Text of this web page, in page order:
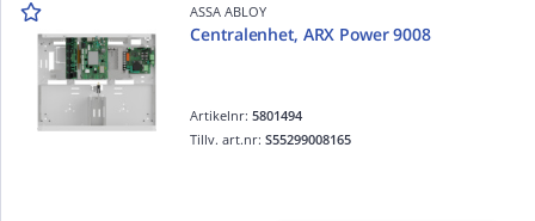
ASSA ABLOY
Centralenhet, ARX Power 9008
Artikelnr:5801494
Tillv. art.nr:S55299008165